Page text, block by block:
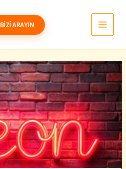
BIZI ARAYIN